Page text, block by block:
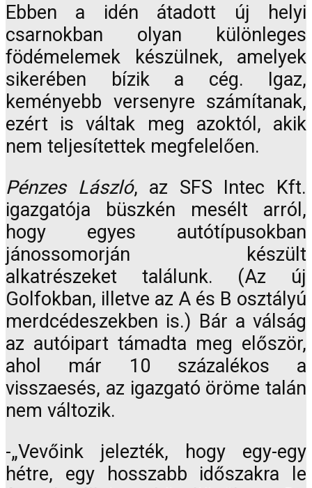
Ebben a idén átadott új helyi
csarnokban olyan különleges
födémelemek készülnek, amelyek
sikerében bízik a cég. Igaz,
keményebb versenyre számítanak,
ezért is váltak meg azoktól, akik
nem teljesítettek megfelelően.
Pénzes László, az SFS Intec Kft.
igazgatója büszkén mesélt arról,
hogy egyes autótípusokban
jánossomorján készült
alkatrészeket találunk. (Az új
Golfokban, illetve az A és B osztályú
merdcédeszekben is.) Bár a válság
az autóipart támadta meg először,
ahol már 10 százalékos a
visszaesés, az igazgató öröme talán
nem változik.
-„Vevőink jelezték, hogy egy-egy
hétre, egy hosszabb időszakra le